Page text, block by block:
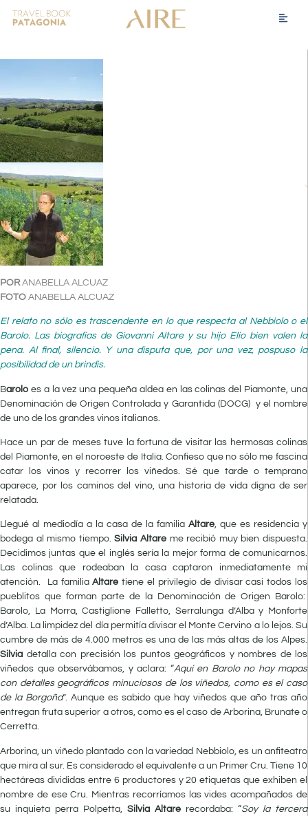
PORANABELLA ALCUAZ
FOTO ANABELLA ALCUAZ
El relato no sólo es trascendente en lo que respecta al Nebbiolo o el
Barolo. Las biografías de Giovanni Altare y su hijo Elio bien valen la
pena. Al final, silencio. Y una disputa que, por una vez, pospuso la
posibilidad de un brindis.
Barolo es a la vez una pequeña aldea en las colinas del Piamonte, una
Denominación de Origen Controlada y Garantida (DOCG) y el nombre
de uno de los grandes vinos italianos.
Hace un par de meses tuve la fortuna de visitar las hermosas colinas
del Piamonte, en el noroeste de Italia. Confieso que no sólo me fascina
catar los vinos y recorrer los viñedos. Sé que tarde o temprano
aparece, por los caminos del vino, una historia de vida digna de ser
relatada.
Llegué al mediodía a la casa de la familia Altare, que es residencia y
bodega al mismo tiempo.Silvia Altare me recibió muy bien dispuesta.
Decidimos juntas que el inglés sería la mejor forma de comunicarnos.
Las colinas que rodeaban la casa captaron inmediatamente mi
atención. La familiaAltare tiene el privilegio de divisar casi todos los
pueblitos que forman parte de la Denominación de Origen Barolo:
Barolo, La Morra, Castiglione Falletto, Serralunga d’Alba y Monforte
d’Alba. La limpidez del día permitía divisar el Monte Cervino a lo lejos. Su
cumbre de más de 4.000 metros es una de las más altas de los Alpes.
Silvia detalla con precisión los puntos geográficos y nombres de los
viñedos que observábamos, y aclara: “Aquí en Barolo no hay mapas
con detalles geográficos minuciosos de los viñedos, como es el caso
de la Borgoña”. Aunque es sabido que hay viñedos que año tras año
entregan fruta superior a otros, como es el caso de Arborina, Brunate o
Cerretta.
Arborina, un viñedo plantado con la variedad Nebbiolo, es un anfiteatro
que mira al sur. Es considerado el equivalente a un Primer Cru. Tiene 10
hectáreas divididas entre 6 productores y 20 etiquetas que exhiben el
nombre de ese Cru. Mientras recorríamos las vides acompañados de
su inquieta perra Polpetta, Silvia Altare recordaba: “Soy la tercera